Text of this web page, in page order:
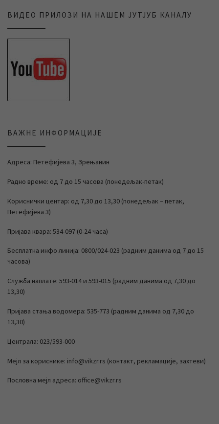
ВИДЕО ПРИЛОЗИ НА НАШЕМ ЈУТЈУБ КАНАЛУ
ВАЖНЕ ИНФОРМАЦИЈЕ
Адреса: Петефијева 3, Зрењанин
Радно време: од 7 до 15 часова (понедељак-петак)
Кориснички центар: од 7,30 до 13,30 (понедељак – петак,
Петефијева 3)
Пријава квара: 534-097 (0-24 часа)
Бесплатна инфо линија: 0800/024-023 (радним данима од 7 до 15
часова)
Служба наплате: 593-014 и 593-015 (радним данима од 7,30 до
13,30)
Пријава стања водомера: 535-773 (радним данима од 7,30 до
13,30)
Централа: 023/593-000
Мејл за кориснике: info@vikzr.rs (контакт, рекламације, захтеви)
Пословна мејл адреса: office@vikzr.rs